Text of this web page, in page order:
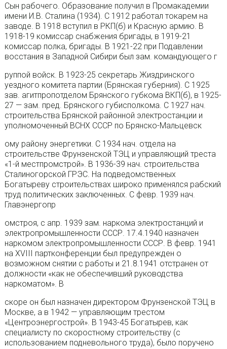
Сын рабочего. Образование получил в Промакадемии
имени И.В. Сталина (1934). С 1912 работал токарем на
заводе. В 1918 вступил в РКП(б) и Красную армию. В
1918-19 комиссар снабжения бригады, в 1919-21
комиссар полка, бригады. В 1921-22 при Подавлении
восстания в Западной Сибири был зам. командующего г
руппой войск. В 1923-25 секретарь Жиздринского
уездного комитета партии (Брянская губерния). С 1925
зав. агитпропотделом Брянского губкома ВКП(б), в 1925-
27 — зам. пред. Брянского губисполкома. С 1927 нач.
строительства Брянской районной электростанции и
уполномоченный ВСНХ СССР по Брянско-Мальцевск
ому району энергетики. С 1934 нач. отдела на
строительстве Фрунзенской ТЭЦ и управляющий треста
«1-й местпромстрой». В 1936-39 нач. строительства
Сталиногорской ГРЭС. На подведомственных
Богатыреву строительствах широко применялся рабский
труд политических заключенных. С февр. 1939 нач.
Главэнергопр
омстроя, с апр. 1939 зам. наркома электростанций и
электропромышленности СССР. 17.4.1940 назначен
наркомом электропромышленности СССР. В февр. 1941
на XVIII партконференции был предупрежден о
возможном снятии с работы и 21.8.1941 отстранен от
должности «как не обеспечивший руководства
наркоматом». В
скоре он был назначен директором Фрунзенской ТЭЦ в
Москве, а в 1942 — управляющим трестом
«Центроэнергострой». В 1943-45 Богатырев, как
специалисту по скоростному строительству (с
использованием подневольного труда), было поручено